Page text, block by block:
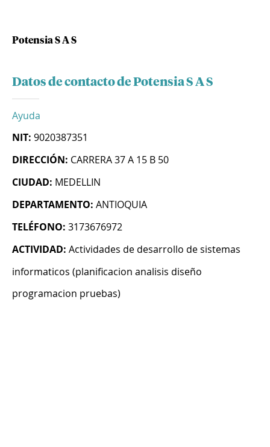
Potensia S A S
Datos de contacto de Potensia S A S
Ayuda
NIT: 9020387351
DIRECCIÓN: CARRERA 37 A 15 B 50
CIUDAD: MEDELLIN
DEPARTAMENTO: ANTIOQUIA
TELÉFONO: 3173676972
ACTIVIDAD: Actividades de desarrollo de sistemas
informaticos (planificacion analisis diseño
programacion pruebas)